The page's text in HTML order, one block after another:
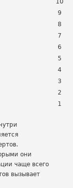
10
9
8
7
6
5
4
3
2
1
они
чаще всего
вызывает